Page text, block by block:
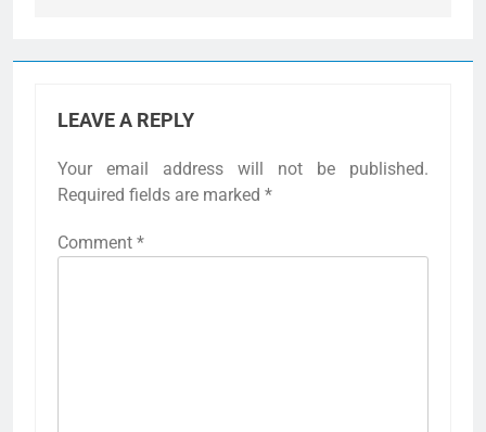
LEAVE A REPLY
Your email address will not be published.
Required fields are marked *
Comment *